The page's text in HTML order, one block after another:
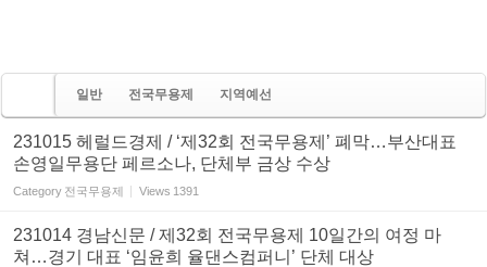
일반 전국무용제 지역예선
231015 헤럴드경제 / ‘제32회 전국무용제’ 폐막…부산대표
손영일무용단 페르소나, 단체부 금상 수상
Category 전국무용제 Views 1391
231014 경남신문 / 제32회 전국무용제 10일간의 여정 마
쳐…경기 대표 ‘임윤희 율댄스컴퍼니’ 단체 대상